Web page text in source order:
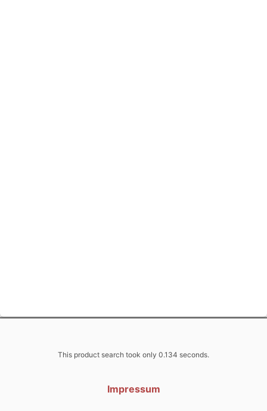
This product search took only 0.134 seconds.
Impressum